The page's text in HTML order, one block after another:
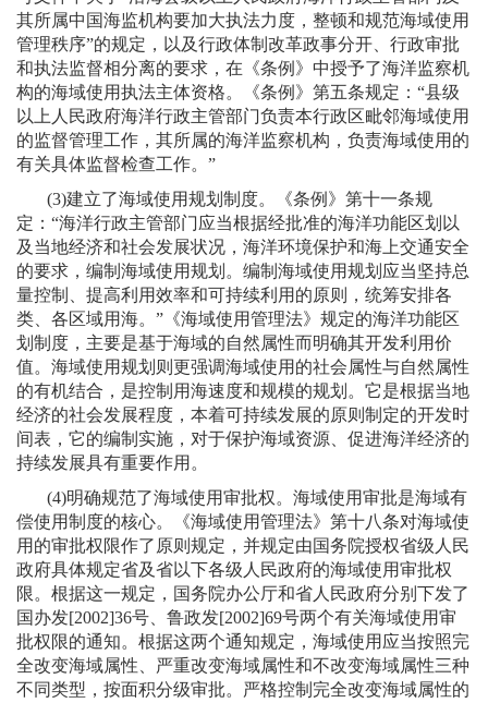
其所属中国海监机构要加大执法力度，整顿和规范海域使用
管理秩序”的规定，以及行政体制改革政事分开、行政审批
和执法监督相分离的要求，在《条例》中授予了海洋监察机
构的海域使用执法主体资格。《条例》第五条规定：“县级
以上人民政府海洋行政主管部门负责本行政区毗邻海域使用
的监督管理工作，其所属的海洋监察机构，负责海域使用的
有关具体监督检查工作。”
(3)建立了海域使用规划制度。《条例》第十一条规
定：“海洋行政主管部门应当根据经批准的海洋功能区划以
及当地经济和社会发展状况，海洋环境保护和海上交通安全
的要求，编制海域使用规划。编制海域使用规划应当坚持总
量控制、提高利用效率和可持续利用的原则，统筹安排各
类、各区域用海。”《海域使用管理法》规定的海洋功能区
划制度，主要是基于海域的自然属性而明确其开发利用价
值。海域使用规划则更强调海域使用的社会属性与自然属性
的有机结合，是控制用海速度和规模的规划。它是根据当地
经济的社会发展程度，本着可持续发展的原则制定的开发时
间表，它的编制实施，对于保护海域资源、促进海洋经济的
持续发展具有重要作用。
(4)明确规范了海域使用审批权。海域使用审批是海域有
偿使用制度的核心。《海域使用管理法》第十八条对海域使
用的审批权限作了原则规定，并规定由国务院授权省级人民
政府具体规定省及省以下各级人民政府的海域使用审批权
限。根据这一规定，国务院办公厅和省人民政府分别下发了
国办发[2002]36号、鲁政发[2002]69号两个有关海域使用审
批权限的通知。根据这两个通知规定，海域使用应当按照完
全改变海域属性、严重改变海域属性和不改变海域属性三种
不同类型，按面积分级审批。严格控制完全改变海域属性的